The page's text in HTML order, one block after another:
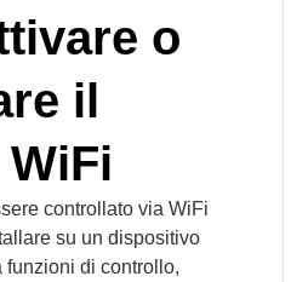
o
il
controllato via WiFi
su un dispositivo
di controllo,